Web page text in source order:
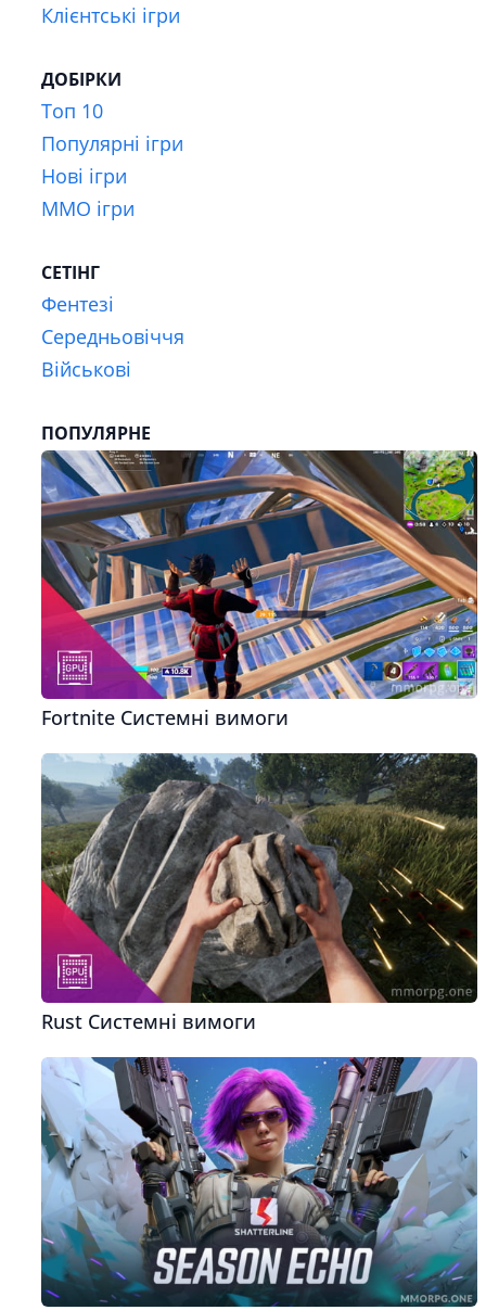
Клієнтські ігри
ДОБІРКИ
Топ 10
Популярні ігри
Нові ігри
MMO ігри
СЕТІНГ
Фентезі
Середньовіччя
Військові
ПОПУЛЯРНЕ
Fortnite Системні вимоги
Rust Системні вимоги